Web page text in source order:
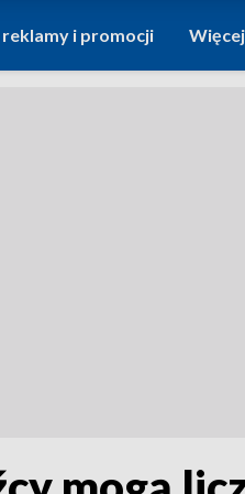
reklamy i promocji Więcej